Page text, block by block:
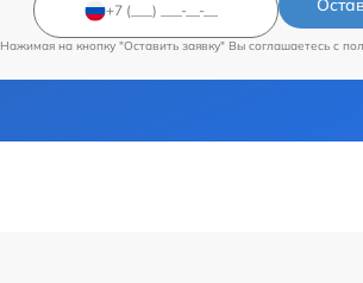
Нажимая на кнопку "Оставить заявку" Вы соглашаетесь c